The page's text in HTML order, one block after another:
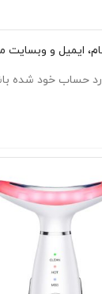
ایمیل و وبسایت
حساب خود شده